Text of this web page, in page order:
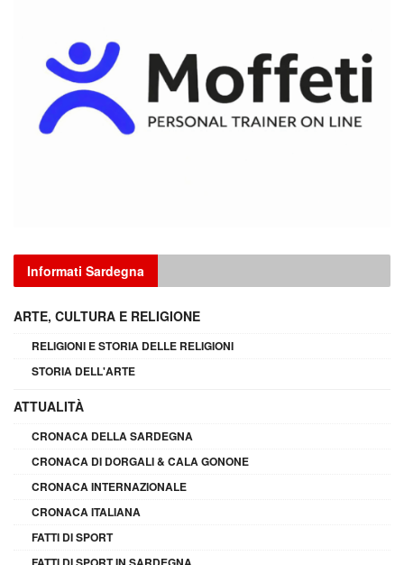
Informati Sardegna
ARTE, CULTURA E RELIGIONE
RELIGIONI E STORIA DELLE RELIGIONI
STORIA DELL'ARTE
ATTUALITÀ
CRONACA DELLA SARDEGNA
CRONACA DI DORGALI & CALA GONONE
CRONACA INTERNAZIONALE
CRONACA ITALIANA
FATTI DI SPORT